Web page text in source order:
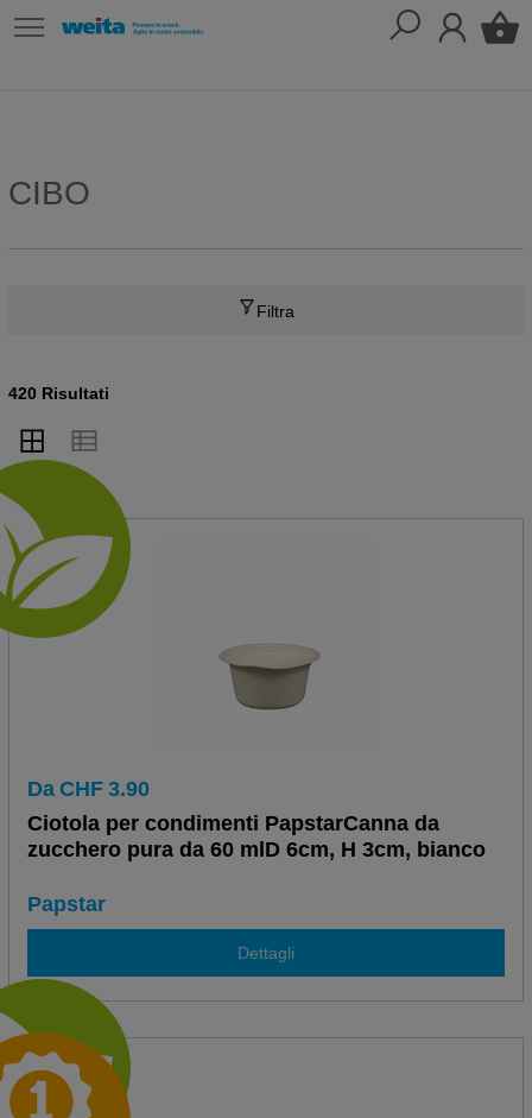
CIBO
Filtra
420 Risultati
Da CHF 3.90
Ciotola per condimenti PapstarCanna da
zucchero pura da 60 mlD 6cm, H 3cm, bianco
Papstar
Dettagli